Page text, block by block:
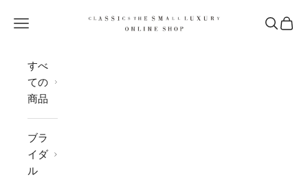
CLASSICS the Small Luxury
メニューを開く 検索を開
カー
すべ
ての
商品
ブラ
イダ
ル